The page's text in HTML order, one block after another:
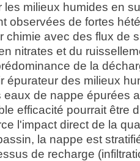
les milieux humides en
observées de fortes
chimie avec des flux de
nitrates et du
de la
épurateur des milieux
eaux de nappe épurées
efficacité pourrait être
l'impact direct de la
la nappe est
de recharge